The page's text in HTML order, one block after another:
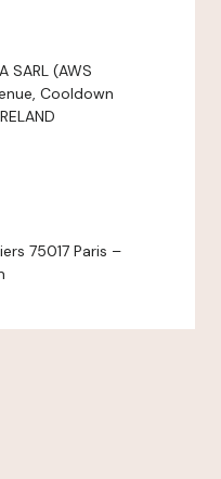
SARL (AWS
Cooldown
75017 Paris –